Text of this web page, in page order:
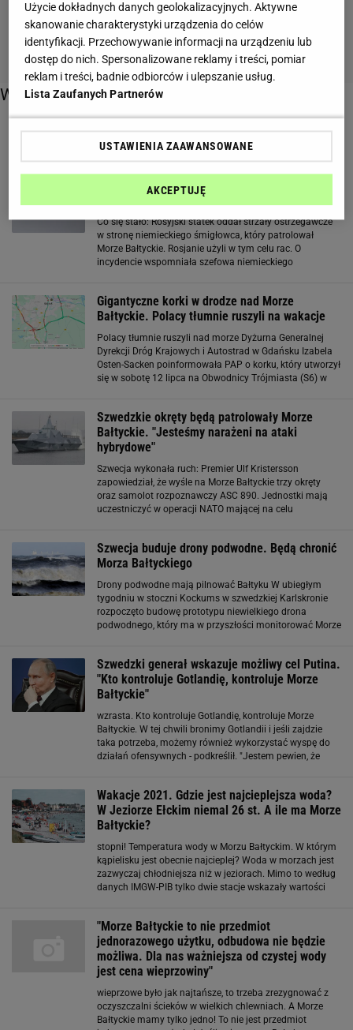
Więcej o:
Morze Bałtyckie
Morze Bałtyckie. Rosjanie wystrzelili racę w
kierunku śmigłowca niemieckiej armii
Co się stało: Rosyjski statek oddał strzały ostrzegawcze
w stronę niemieckiego śmigłowca, który patrolował
Morze Bałtyckie. Rosjanie użyli w tym celu rac. O
incydencie wspomniała szefowa niemieckiego
Gigantyczne korki w drodze nad Morze
Bałtyckie. Polacy tłumnie ruszyli na wakacje
Polacy tłumnie ruszyli nad morze Dyżurna Generalnej
Dyrekcji Dróg Krajowych i Autostrad w Gdańsku Izabela
Osten-Sacken poinformowała PAP o korku, który utworzył
się w sobotę 12 lipca na Obwodnicy Trójmiasta (S6) w
Szwedzkie okręty będą patrolowały Morze
Bałtyckie. "Jesteśmy narażeni na ataki
hybrydowe"
Szwecja wykonała ruch: Premier Ulf Kristersson
zapowiedział, że wyśle na Morze Bałtyckie trzy okręty
oraz samolot rozpoznawczy ASC 890. Jednostki mają
uczestniczyć w operacji NATO mającej na celu
Szwecja buduje drony podwodne. Będą chronić
Morza Bałtyckiego
Drony podwodne mają pilnować Bałtyku W ubiegłym
tygodniu w stoczni Kockums w szwedzkiej Karlskronie
rozpoczęto budowę prototypu niewielkiego drona
podwodnego, który ma w przyszłości monitorować Morze
Szwedzki generał wskazuje możliwy cel Putina.
"Kto kontroluje Gotlandię, kontroluje Morze
Bałtyckie"
wzrasta. Kto kontroluje Gotlandię, kontroluje Morze
Bałtyckie. W tej chwili bronimy Gotlandii i jeśli zajdzie
taka potrzeba, możemy również wykorzystać wyspę do
działań ofensywnych - podkreślił. "Jestem pewien, że
Wakacje 2021. Gdzie jest najcieplejsza woda?
W Jeziorze Ełckim niemal 26 st. A ile ma Morze
Bałtyckie?
stopni! Temperatura wody w Morzu Bałtyckim. W którym
kąpielisku jest obecnie najcieplej? Woda w morzach jest
zazwyczaj chłodniejsza niż w jeziorach. Mimo to według
danych IMGW-PIB tylko dwie stacje wskazały wartości
"Morze Bałtyckie to nie przedmiot
jednorazowego użytku, odbudowa nie będzie
możliwa. Dla nas ważniejsza od czystej wody
jest cena wieprzowiny"
wieprzowe było jak najtańsze, to trzeba zrezygnować z
oczyszczalni ścieków w wielkich chlewniach. A Morze
Bałtyckie mamy tylko jedno! To nie jest przedmiot
Użycie dokładnych danych geolokalizacyjnych. Aktywne
skanowanie charakterystyki urządzenia do celów
identyfikacji. Przechowywanie informacji na urządzeniu lub
dostęp do nich. Spersonalizowane reklamy i treści, pomiar
reklam i treści, badnie odbiorców i ulepszanie usług.
Lista Zaufanych Partnerów
USTAWIENIA ZAAWANSOWANE
AKCEPTUJĘ